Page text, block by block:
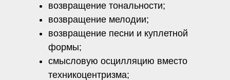
возвращение тональности;
возвращение мелодии;
возвращение песни и куплетной
формы;
смысловую осцилляцию вместо
техникоцентризма;